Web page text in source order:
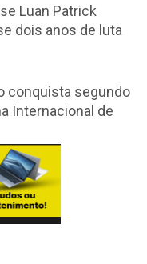
Luan Patrick
dois anos de luta
conquista segundo
Internacional de